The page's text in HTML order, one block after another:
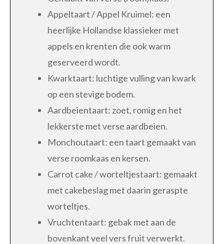
Appeltaart / Appel Kruimel: een
heerlijke Hollandse klassieker met
appels en krenten die ook warm
geserveerd wordt.
Kwarktaart: luchtige vulling van kwark
op een stevige bodem.
Aardbeientaart: zoet, romig en het
lekkerste met verse aardbeien.
Monchoutaart: een taart gemaakt van
verse roomkaas en kersen.
Carrot cake / worteltjestaart: gemaakt
met cakebeslag met daarin geraspte
worteltjes.
Vruchtentaart: gebak met aan de
bovenkant veel vers fruit verwerkt.